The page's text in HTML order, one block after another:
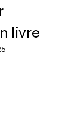
livre